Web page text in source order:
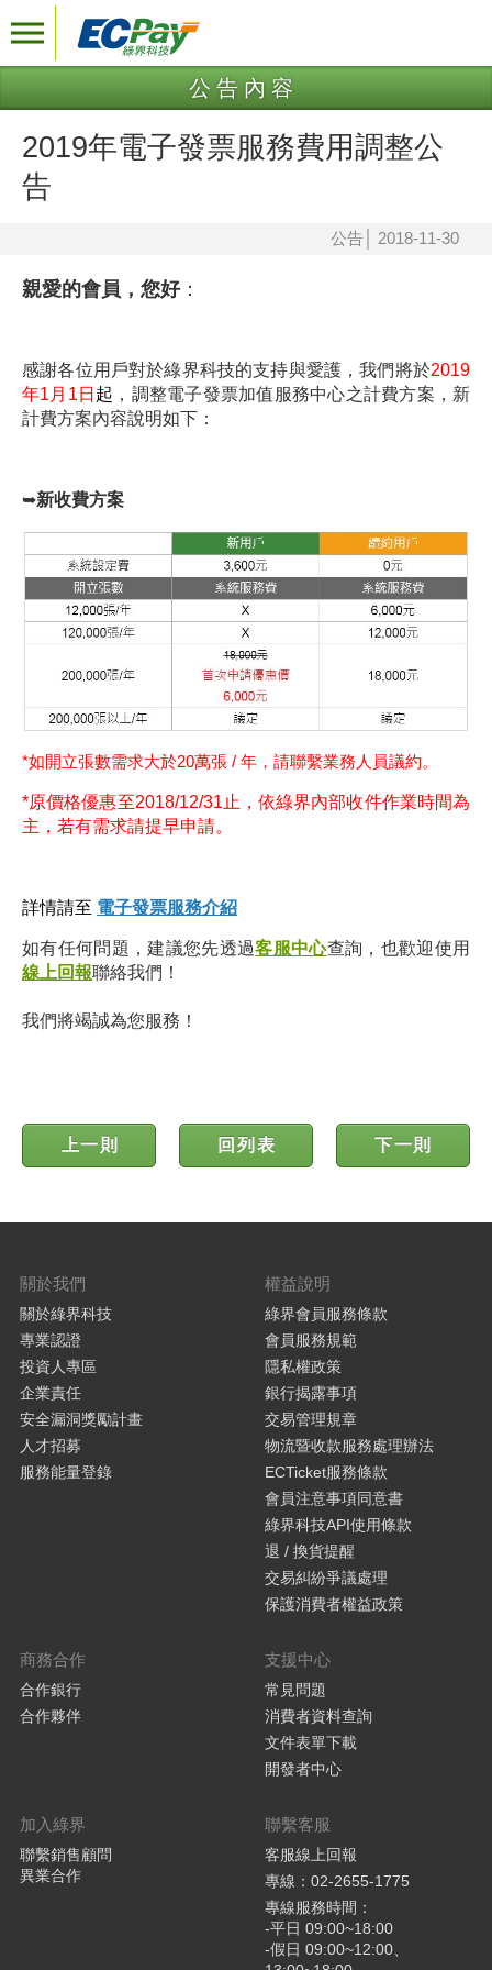
公告內容
2019年電子發票服務費用調整公
告
公告 2018-11-30
親愛的會員，您好：
感謝各位用戶對於綠界科技的支持與愛護，我們將於2019
年1月1日 起 ，調整電子發票加值服務中心之計費方案，新
計費方案內容說明如下：
➥新收費方案
*如開立張數需求大於20萬張 / 年，請聯繫業務人員議約。
*原價格優惠至2018/12/31止，依綠界內部收件作業時間為
主，若有需求請提早申請。
詳情請至 電子發票服務介紹
如有任何問題，建議您先透過客服中心查詢，也歡迎使用
線上回報聯絡我們！
我們將竭誠為您服務！
上一則 回列表 下一則
關於我們
關於綠界科技
專業認證
投資人專區
企業責任
安全漏洞獎勵計畫
人才招募
服務能量登錄
權益說明
綠界會員服務條款
會員服務規範
隱私權政策
銀行揭露事項
交易管理規章
物流暨收款服務處理辦法
ECTicket服務條款
會員注意事項同意書
綠界科技API使用條款
退 / 換貨提醒
交易糾紛爭議處理
保護消費者權益政策
商務合作
合作銀行
合作夥伴
支援中心
常見問題
消費者資料查詢
文件表單下載
開發者中心
加入綠界
聯繫銷售顧問
異業合作
聯繫客服
客服線上回報
專線：02-2655-1775
專線服務時間：
-平日 09:00~18:00
-假日 09:00~12:00、